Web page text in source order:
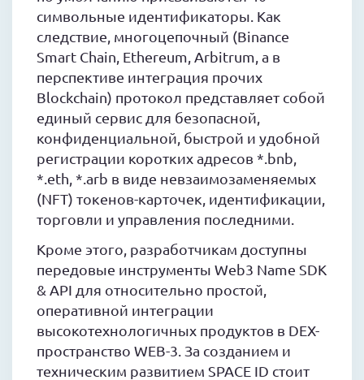
символьные идентификаторы. Как
следствие, многоцепочный (Binance
Smart Chain, Ethereum, Arbitrum, а в
перспективе интеграция прочих
Blockchain) протокол представляет собой
единый сервис для безопасной,
конфиденциальной, быстрой и удобной
регистрации коротких адресов *.bnb,
*.eth, *.arb в виде невзаимозаменяемых
(NFT) токенов-карточек, идентификации,
торговли и управления последними.
Кроме этого, разработчикам доступны
передовые инструменты Web3 Name SDK
& API для относительно простой,
оперативной интеграции
высокотехнологичных продуктов в DEX-
пространство WEB-3. За созданием и
техническим развитием SPACE ID стоит